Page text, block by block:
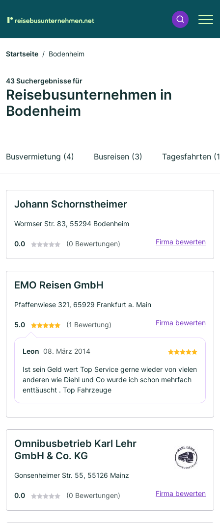
Startseite Bodenheim
43 Suchergebnisse für
Reisebusunternehmen in
Bodenheim
Busvermietung (4) Busreisen (3) Tagesfahrten
Johann Schornstheimer
Wormser Str. 83, 55294 Bodenheim
0.0 (0 Bewertungen) Firma bewerten
EMO Reisen GmbH
Pfaffenwiese 321, 65929 Frankfurt a. Main
5.0 (1 Bewertung) Firma bewerten
Leon 08. März 2014
Ist sein Geld wert Top Service gerne wieder von vielen
anderen wie Diehl und Co wurde ich schon mehrfach
enttäuscht . Top Fahrzeuge
Omnibusbetrieb Karl Lehr
GmbH & Co. KG
Gonsenheimer Str. 55, 55126 Mainz
0.0 (0 Bewertungen) Firma bewerten